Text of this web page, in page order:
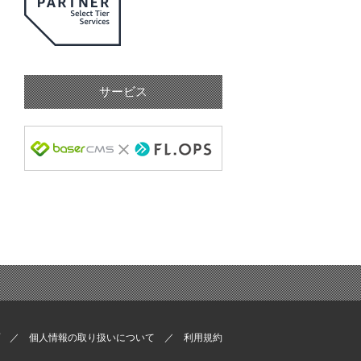
サービス
個人情報の取り扱いについて 利用規約